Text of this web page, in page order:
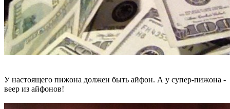
У настоящего пижона должен быть айфон. А у супер-пижона -
веер из айфонов!